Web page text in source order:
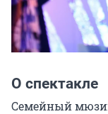
О спектакле
Семейный